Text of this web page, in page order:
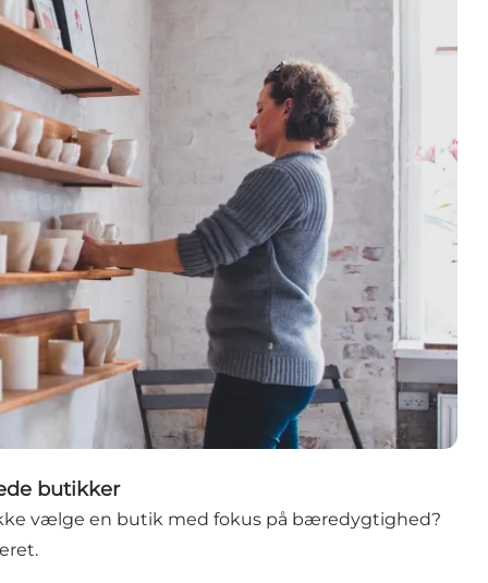
butikker
vælge en butik med fokus på bæredygtighed?